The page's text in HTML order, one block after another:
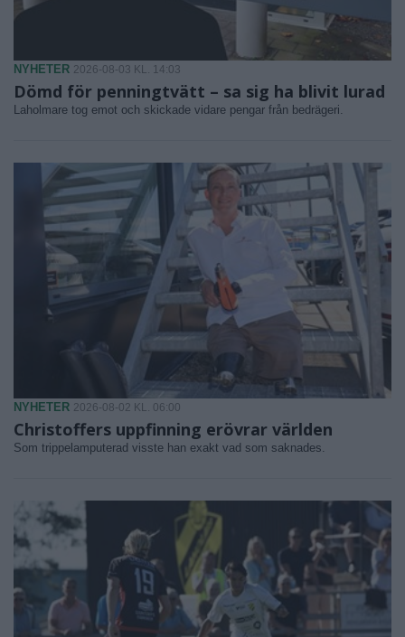
NYHETER 2026-08-03 KL. 14:03
Dömd för penningtvätt – sa sig ha blivit lurad
Laholmare tog emot och skickade vidare pengar från bedrägeri.
NYHETER 2026-08-02 KL. 06:00
Christoffers uppfinning erövrar världen
Som trippelamputerad visste han exakt vad som saknades.